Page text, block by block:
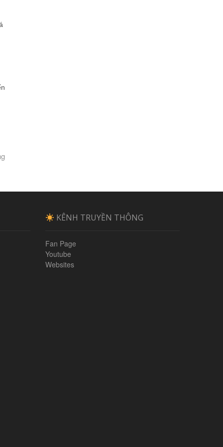
KÊNH TRUYỀN THÔNG
Fan Page
Youtube
Websites